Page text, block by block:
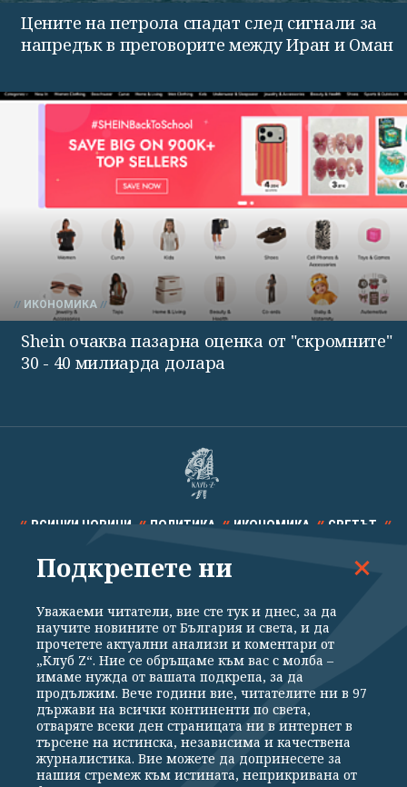
Цените на петрола спадат след сигнали за
напредък в преговорите между Иран и Оман
ИКОНОМИКА
Shein очаква пазарна оценка от "скромните"
30 - 40 милиарда долара
ВСИЧКИ НОВИНИ ПОЛИТИКА ИКОНОМИКА СВЕТЪТ
СПОРТ КУЛТУРА ТЕХНОЛОГИИ КАЛЕЙДОСКОП
Общи условия
Политика за поверителност
Реклама
Партньори Контакти
За Клуб Z
Екип
Подкрепете ни
Подкрепете ни
Уважаеми читатели, вие сте тук и днес, за да
научите новините от България и света, и да
прочетете актуални анализи и коментари от
„Клуб Z“. Ние се обръщаме към вас с молба –
имаме нужда от вашата подкрепа, за да
продължим. Вече години вие, читателите ни в 97
държави на всички континенти по света,
отваряте всеки ден страницата ни в интернет в
търсене на истинска, независима и качествена
журналистика. Вие можете да допринесете за
нашия стремеж към истината, неприкривана от